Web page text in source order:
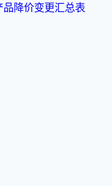
品降价变更汇总表